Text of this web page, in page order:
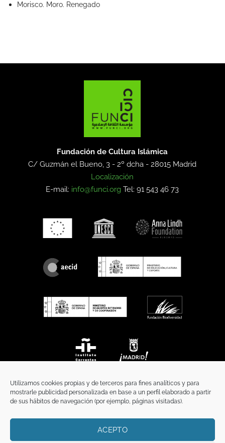
Utilizamos cookies propias y de terceros para fines analíticos y para
mostrarle publicidad personalizada en base a un perfil elaborado a partir
de sus hábitos de navegación (por ejemplo, páginas visitadas).
ACEPTO
Morisco. Moro. Renegado
Fundación de Cultura Islámica
C/ Guzmán el Bueno, 3 - 2º dcha -28015 Madrid
Localización
E-mail: info@funci.org Tel: 91 543 46 73